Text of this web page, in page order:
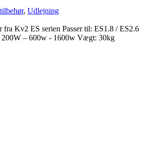
, Udlejning
Kv2 ES serien Passer til: ES1.8 / ES2.6
– 600w - 1600w Vægt: 30kg